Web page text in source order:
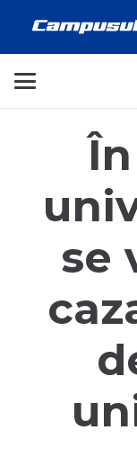
se